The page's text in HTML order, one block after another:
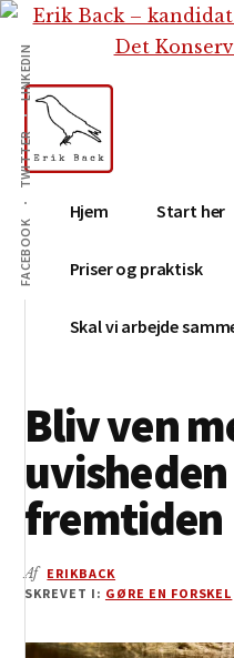
Skip
indhold
Gå
primær
sidebar
Skip
footer
Additional
menu
FACEBOOK
TWITTER
LINKEDIN
Erik
Back
Tekstforfatter,
content
creation,
blog,
medier
Hjem Start her
Priser og praktisk
Skal vi arbejde
Bliv ven
fremtiden
Af ERIKBACK
SKREVET I: GØRE EN FORSKEL